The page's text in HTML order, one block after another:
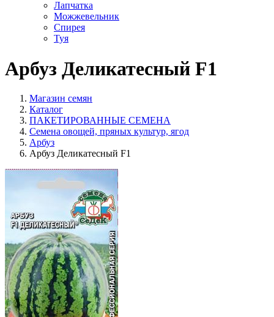
Лапчатка
Можжевельник
Спирея
Туя
Арбуз Деликатесный F1
Магазин семян
Каталог
ПАКЕТИРОВАННЫЕ СЕМЕНА
Семена овощей, пряных культур, ягод
Арбуз
Арбуз Деликатесный F1